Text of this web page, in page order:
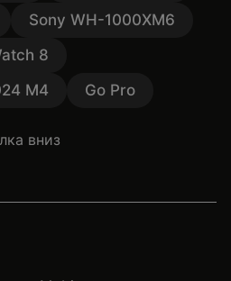
Sony WH-1000XM6
8
M4
Go Pro